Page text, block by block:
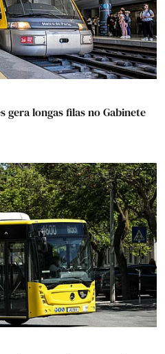
longas filas no Gabinete